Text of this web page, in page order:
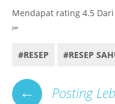
Mendapat rating 4.5 Dari
Jae
#RESEP #RESEP
←
Posting